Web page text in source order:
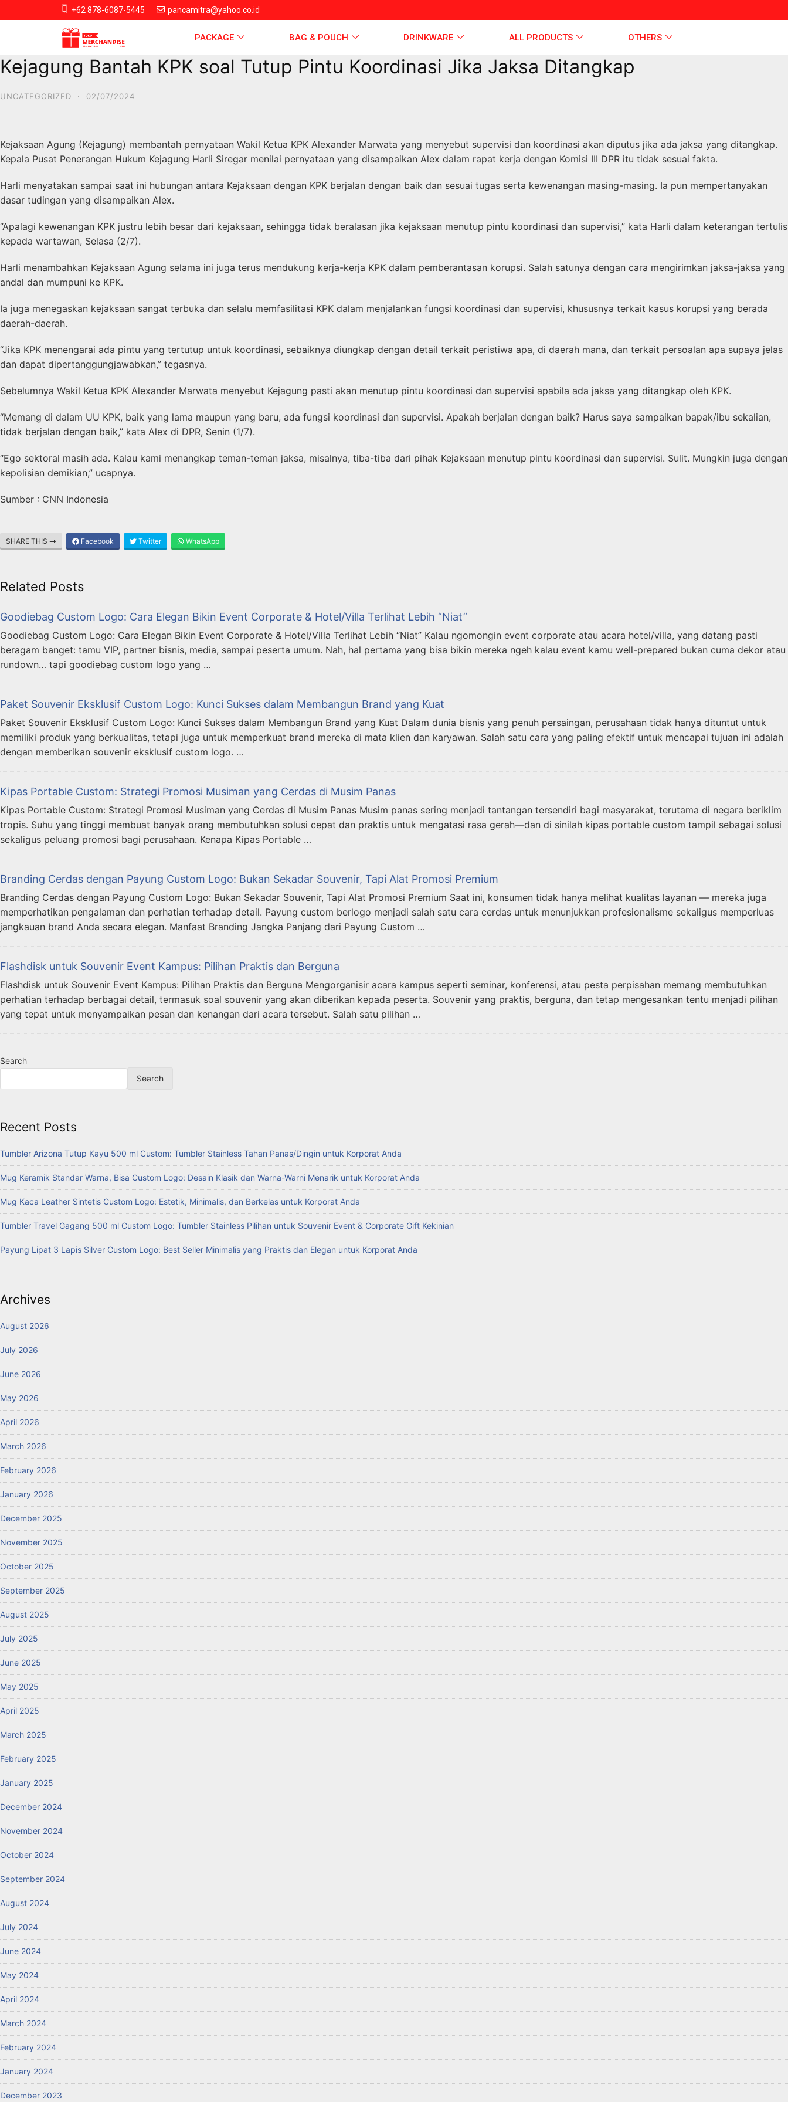
+62 878-6087-5445 pancamitra@yahoo.co.id
PACKAGE BAG & POUCH DRINKWARE ALL PRODUCTS OTHERS
Kejagung Bantah KPK soal Tutup Pintu Koordinasi Jika Jaksa Ditangkap
UNCATEGORIZED · 02/07/2024
Kejaksaan Agung (Kejagung) membantah pernyataan Wakil Ketua KPK Alexander Marwata yang menyebut supervisi dan koordinasi akan diputus jika ada jaksa yang ditangkap.
Kepala Pusat Penerangan Hukum Kejagung Harli Siregar menilai pernyataan yang disampaikan Alex dalam rapat kerja dengan Komisi III DPR itu tidak sesuai fakta.
Harli menyatakan sampai saat ini hubungan antara Kejaksaan dengan KPK berjalan dengan baik dan sesuai tugas serta kewenangan masing-masing. Ia pun mempertanyakan
dasar tudingan yang disampaikan Alex.
“Apalagi kewenangan KPK justru lebih besar dari kejaksaan, sehingga tidak beralasan jika kejaksaan menutup pintu koordinasi dan supervisi,” kata Harli dalam keterangan tertulis
kepada wartawan, Selasa (2/7).
Harli menambahkan Kejaksaan Agung selama ini juga terus mendukung kerja-kerja KPK dalam pemberantasan korupsi. Salah satunya dengan cara mengirimkan jaksa-jaksa yang
andal dan mumpuni ke KPK.
Ia juga menegaskan kejaksaan sangat terbuka dan selalu memfasilitasi KPK dalam menjalankan fungsi koordinasi dan supervisi, khususnya terkait kasus korupsi yang berada
daerah-daerah.
“Jika KPK menengarai ada pintu yang tertutup untuk koordinasi, sebaiknya diungkap dengan detail terkait peristiwa apa, di daerah mana, dan terkait persoalan apa supaya jelas
dan dapat dipertanggungjawabkan,” tegasnya.
Sebelumnya Wakil Ketua KPK Alexander Marwata menyebut Kejagung pasti akan menutup pintu koordinasi dan supervisi apabila ada jaksa yang ditangkap oleh KPK.
“Memang di dalam UU KPK, baik yang lama maupun yang baru, ada fungsi koordinasi dan supervisi. Apakah berjalan dengan baik? Harus saya sampaikan bapak/ibu sekalian,
tidak berjalan dengan baik,” kata Alex di DPR, Senin (1/7).
“Ego sektoral masih ada. Kalau kami menangkap teman-teman jaksa, misalnya, tiba-tiba dari pihak Kejaksaan menutup pintu koordinasi dan supervisi. Sulit. Mungkin juga dengan
kepolisian demikian,” ucapnya.
Sumber : CNN Indonesia
SHARE THIS Facebook Twitter WhatsApp
Related Posts
Goodiebag Custom Logo: Cara Elegan Bikin Event Corporate & Hotel/Villa Terlihat Lebih “Niat”
Goodiebag Custom Logo: Cara Elegan Bikin Event Corporate & Hotel/Villa Terlihat Lebih “Niat” Kalau ngomongin event corporate atau acara hotel/villa, yang datang pasti
beragam banget: tamu VIP, partner bisnis, media, sampai peserta umum. Nah, hal pertama yang bisa bikin mereka ngeh kalau event kamu well-prepared bukan cuma dekor atau
rundown… tapi goodiebag custom logo yang …
Paket Souvenir Eksklusif Custom Logo: Kunci Sukses dalam Membangun Brand yang Kuat
Paket Souvenir Eksklusif Custom Logo: Kunci Sukses dalam Membangun Brand yang Kuat Dalam dunia bisnis yang penuh persaingan, perusahaan tidak hanya dituntut untuk
memiliki produk yang berkualitas, tetapi juga untuk memperkuat brand mereka di mata klien dan karyawan. Salah satu cara yang paling efektif untuk mencapai tujuan ini adalah
dengan memberikan souvenir eksklusif custom logo. …
Kipas Portable Custom: Strategi Promosi Musiman yang Cerdas di Musim Panas
Kipas Portable Custom: Strategi Promosi Musiman yang Cerdas di Musim Panas Musim panas sering menjadi tantangan tersendiri bagi masyarakat, terutama di negara beriklim
tropis. Suhu yang tinggi membuat banyak orang membutuhkan solusi cepat dan praktis untuk mengatasi rasa gerah—dan di sinilah kipas portable custom tampil sebagai solusi
sekaligus peluang promosi bagi perusahaan. Kenapa Kipas Portable …
Branding Cerdas dengan Payung Custom Logo: Bukan Sekadar Souvenir, Tapi Alat Promosi Premium
Branding Cerdas dengan Payung Custom Logo: Bukan Sekadar Souvenir, Tapi Alat Promosi Premium Saat ini, konsumen tidak hanya melihat kualitas layanan — mereka juga
memperhatikan pengalaman dan perhatian terhadap detail. Payung custom berlogo menjadi salah satu cara cerdas untuk menunjukkan profesionalisme sekaligus memperluas
jangkauan brand Anda secara elegan. Manfaat Branding Jangka Panjang dari Payung Custom …
Flashdisk untuk Souvenir Event Kampus: Pilihan Praktis dan Berguna
Flashdisk untuk Souvenir Event Kampus: Pilihan Praktis dan Berguna Mengorganisir acara kampus seperti seminar, konferensi, atau pesta perpisahan memang membutuhkan
perhatian terhadap berbagai detail, termasuk soal souvenir yang akan diberikan kepada peserta. Souvenir yang praktis, berguna, dan tetap mengesankan tentu menjadi pilihan
yang tepat untuk menyampaikan pesan dan kenangan dari acara tersebut. Salah satu pilihan …
Search
Search
Recent Posts
Tumbler Arizona Tutup Kayu 500 ml Custom: Tumbler Stainless Tahan Panas/Dingin untuk Korporat Anda
Mug Keramik Standar Warna, Bisa Custom Logo: Desain Klasik dan Warna-Warni Menarik untuk Korporat Anda
Mug Kaca Leather Sintetis Custom Logo: Estetik, Minimalis, dan Berkelas untuk Korporat Anda
Tumbler Travel Gagang 500 ml Custom Logo: Tumbler Stainless Pilihan untuk Souvenir Event & Corporate Gift Kekinian
Payung Lipat 3 Lapis Silver Custom Logo: Best Seller Minimalis yang Praktis dan Elegan untuk Korporat Anda
Archives
August 2026
July 2026
June 2026
May 2026
April 2026
March 2026
February 2026
January 2026
December 2025
November 2025
October 2025
September 2025
August 2025
July 2025
June 2025
May 2025
April 2025
March 2025
February 2025
January 2025
December 2024
November 2024
October 2024
September 2024
August 2024
July 2024
June 2024
May 2024
April 2024
March 2024
February 2024
January 2024
December 2023